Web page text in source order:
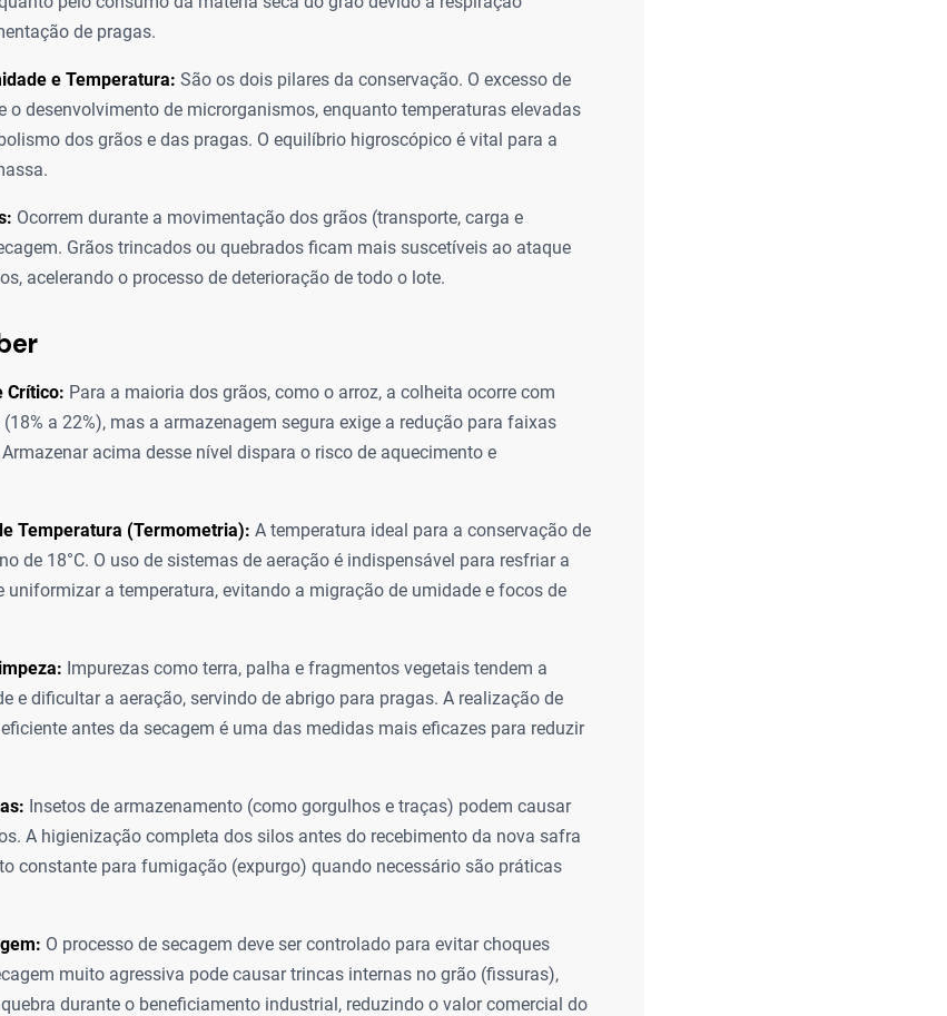
de pragas.
e Temperatura: São os dois pilares da conservação. O excesso de
o desenvolvimento de microrganismos, enquanto temperaturas elevadas
dos grãos e das pragas. O equilíbrio higroscópico é vital para a
Ocorrem durante a movimentação dos grãos (transporte, carga e
Grãos trincados ou quebrados ficam mais suscetíveis ao ataque
acelerando o processo de deterioração de todo o lote.
Crítico: Para a maioria dos grãos, como o arroz, a colheita ocorre com
a 22%), mas a armazenagem segura exige a redução para faixas
Armazenar acima desse nível dispara o risco de aquecimento e
Temperatura (Termometria): A temperatura ideal para a conservação de
de 18°C. O uso de sistemas de aeração é indispensável para resfriar a
uniformizar a temperatura, evitando a migração de umidade e focos de
Impurezas como terra, palha e fragmentos vegetais tendem a
e dificultar a aeração, servindo de abrigo para pragas. A realização de
antes da secagem é uma das medidas mais eficazes para reduzir
Insetos de armazenamento (como gorgulhos e traças) podem causar
A higienização completa dos silos antes do recebimento da nova safra
constante para fumigação (expurgo) quando necessário são práticas
O processo de secagem deve ser controlado para evitar choques
muito agressiva pode causar trincas internas no grão (fissuras),
durante o beneficiamento industrial, reduzindo o valor comercial do